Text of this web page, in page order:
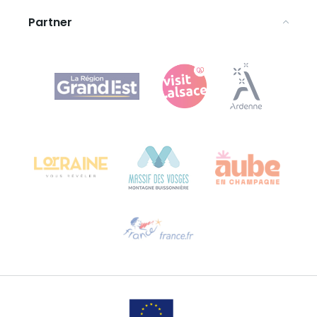
Agence Régionale du Tourisme Grand Est
Bureau de Colmar (Hauptverwaltung)
Sprechen Sie uns per E-Mail an
Partner